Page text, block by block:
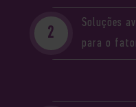
Soluções
para o